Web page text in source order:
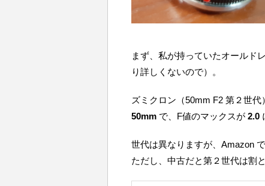
まず、私が持っていたオールド
り詳しくないので）。
ズミクロン（50mm F2 第２世
50mm で、F値のマックスが 2.0
世代は異なりますが、Amazon
ただし、中古だと第２世代は割